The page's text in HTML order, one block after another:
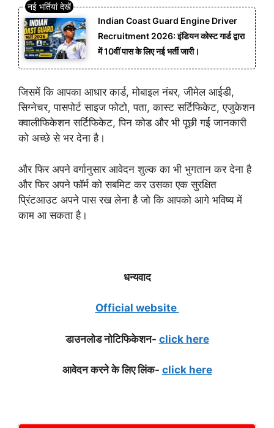
Indian Coast Guard Engine Driver
Recruitment 2026: इंडियन कोस्ट गार्ड द्वारा
में 10वीं पास के लिए नई भर्ती जारी।
जिसमें कि आपका आधार कार्ड, मोबाइल नंबर, जीमेल आईडी,
सिग्नेचर, पासपोर्ट साइज फोटो, पता, कास्ट सर्टिफिकेट, एजुकेशन
क्वालीफिकेशन सर्टिफिकेट, पिन कोड और भी पूछी गई जानकारी
को अच्छे से भर देना है।
और फिर अपने वर्गानुसार आवेदन शुल्क का भी भुगतान कर देना है
और फिर अपने फॉर्म को सबमिट कर उसका एक सुरक्षित
प्रिंटआउट अपने पास रख लेना है जो कि आपको आगे भविष्य में
काम आ सकता है।
धन्यवाद
Official website
डाउनलोड नोटिफिकेशन- click here
आवेदन करने के लिए लिंक- click here